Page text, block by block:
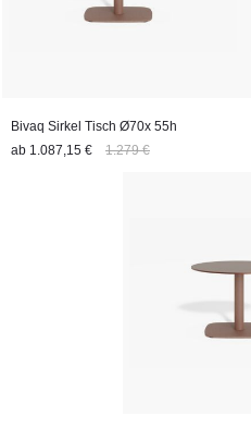
Bivaq Sirkel Tisch Ø70x 55h
ab 1.087,15 € 1.279 €